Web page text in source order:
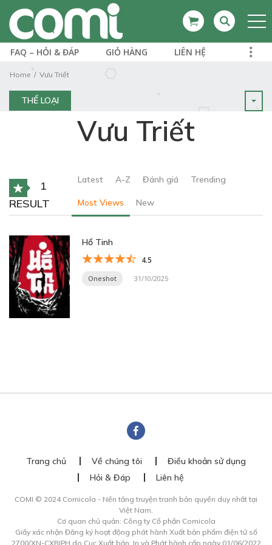
FAQ – HỎI & ĐÁP GIỎ HÀNG LIÊN HỆ
Home Vưu Triết
THỂ LOẠI
Vưu Triết
1
RESULT
Latest A-Z Đánh giá Trending
Most Views New
Hổ Tinh
4.5
Oneshot 31/10/2025
Trang chủ Về chúng tôi
Điều khoản sử dụng
Hỏi & Đáp
Liên hệ
COMI © 2024 Comicola - Nền tảng truyện tranh bản quyền duy nhất tại
Việt Nam.
Cơ quan chủ quản: Công ty Cổ phần Comicola
Giấy xác nhận Đăng ký hoạt động phát hành Xuất bản phẩm điện tử số
2700/XN-CXBIPH do Cục Xuất bản, In và Phát hành cấp ngày 01/06/2022